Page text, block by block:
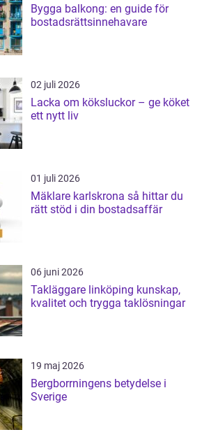
Bygga balkong: en guide för
bostadsrättsinnehavare
02 juli 2026
Lacka om köksluckor – ge köket
ett nytt liv
01 juli 2026
Mäklare karlskrona så hittar du
rätt stöd i din bostadsaffär
06 juni 2026
Takläggare linköping kunskap,
kvalitet och trygga taklösningar
19 maj 2026
Bergborrningens betydelse i
Sverige